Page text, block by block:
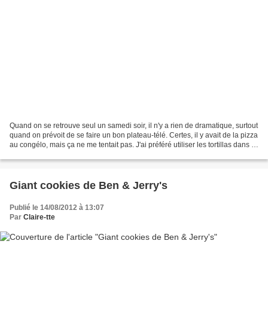
Quand on se retrouve seul un samedi soir, il n'y a rien de dramatique, surtout
quand on prévoit de se faire un bon plateau-télé. Certes, il y avait de la pizza
au congélo, mais ça ne me tentait pas. J'ai préféré utiliser les tortillas dans le
Giant cookies de Ben & Jerry's
Publié le 14/08/2012 à 13:07
Par Claire-tte